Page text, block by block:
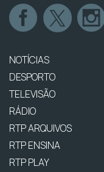
NOTÍCIAS
DESPORTO
TELEVISÃO
RÁDIO
RTP ARQUIVOS
RTP ENSINA
RTP PLAY